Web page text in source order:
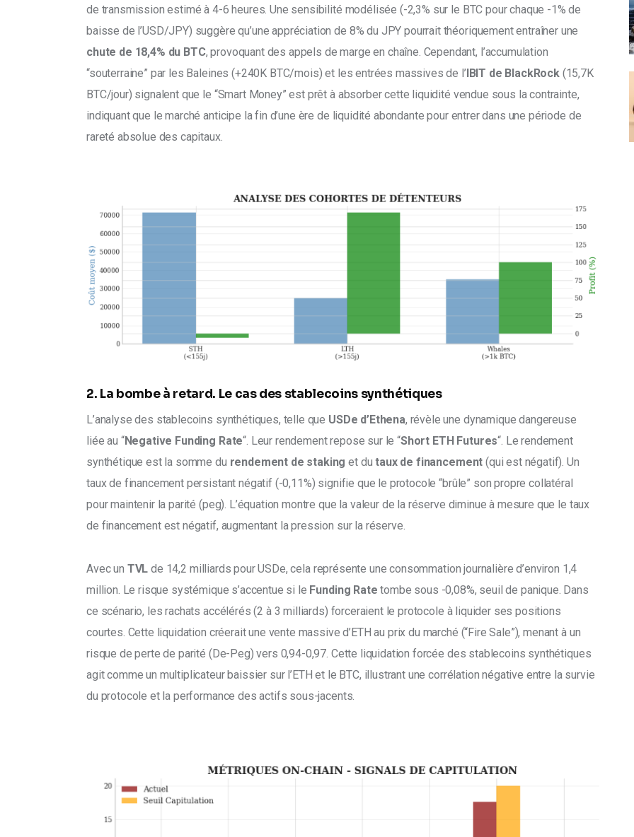
de transmission estimé à 4-6 heures. Une sensibilité modélisée (-2,3% sur le BTC pour chaque -1% de
baisse de l’USD/JPY) suggère qu’une appréciation de 8% du JPY pourrait théoriquement entraîner une
chute de 18,4% du BTC, provoquant des appels de marge en chaîne. Cependant, l’accumulation
“souterraine” par les Baleines (+240K BTC/mois) et les entrées massives de l’IBIT de BlackRock (15,7K
BTC/jour) signalent que le “Smart Money” est prêt à absorber cette liquidité vendue sous la contrainte,
indiquant que le marché anticipe la fin d’une ère de liquidité abondante pour entrer dans une période de
rareté absolue des capitaux.
2. La bombe à retard. Le cas des stablecoins synthétiques
L’analyse des stablecoins synthétiques, telle que USDe d’Ethena, révèle une dynamique dangereuse
liée au “Negative Funding Rate“. Leur rendement repose sur le “Short ETH Futures“. Le rendement
synthétique est la somme du rendement de staking et du taux de financement (qui est négatif). Un
taux de financement persistant négatif (-0,11%) signifie que le protocole “brûle” son propre collatéral
pour maintenir la parité (peg). L’équation montre que la valeur de la réserve diminue à mesure que le taux
de financement est négatif, augmentant la pression sur la réserve.
Avec un TVL de 14,2 milliards pour USDe, cela représente une consommation journalière d’environ 1,4
million. Le risque systémique s’accentue si le Funding Rate tombe sous -0,08%, seuil de panique. Dans
ce scénario, les rachats accélérés (2 à 3 milliards) forceraient le protocole à liquider ses positions
courtes. Cette liquidation créerait une vente massive d’ETH au prix du marché (“Fire Sale”), menant à un
risque de perte de parité (De-Peg) vers 0,94-0,97. Cette liquidation forcée des stablecoins synthétiques
agit comme un multiplicateur baissier sur l’ETH et le BTC, illustrant une corrélation négative entre la survie
du protocole et la performance des actifs sous-jacents.